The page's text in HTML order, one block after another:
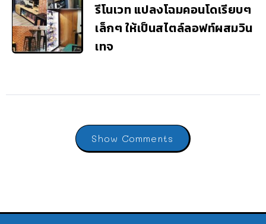
รีโนเวท แปลงโฉมคอนโดเรียบๆ
เล็กๆ ให้เป็นสไตล์ลอฟท์ผสมวิน
เทจ
Show Comments